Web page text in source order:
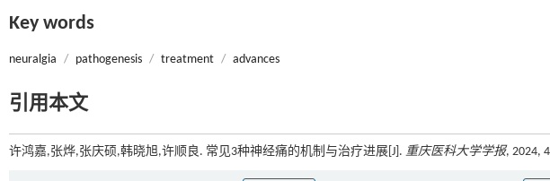
Key words
neuralgia / pathogenesis / treatment / advances
引用本文
许鸿嘉,张烨,张庆硕,韩晓旭,许顺良. 常见3种神经痛的机制与治疗进展[J]. 重庆医科大学学报, 2024,